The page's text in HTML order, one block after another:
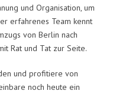
und Organisation, um
erfahrenes Team kennt
von Berlin nach
Rat und Tat zur Seite.
und profitiere von
noch heute ein